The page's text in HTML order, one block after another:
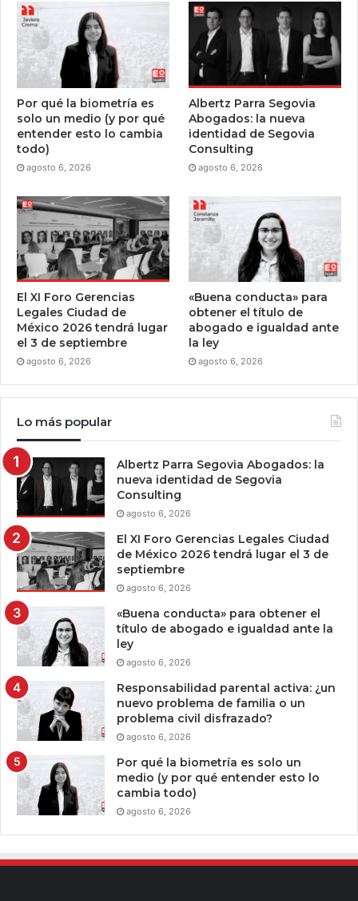
Por qué la biometría es
solo un medio (y por qué
entender esto lo cambia
todo)
agosto 6, 2026
Albertz Parra Segovia
Abogados: la nueva
identidad de Segovia
Consulting
agosto 6, 2026
El XI Foro Gerencias
Legales Ciudad de
México 2026 tendrá lugar
el 3 de septiembre
agosto 6, 2026
«Buena conducta» para
obtener el título de
abogado e igualdad ante
la ley
agosto 6, 2026
Lo más popular
Albertz Parra Segovia Abogados: la
nueva identidad de Segovia
Consulting
agosto 6, 2026
El XI Foro Gerencias Legales Ciudad
de México 2026 tendrá lugar el 3 de
septiembre
agosto 6, 2026
«Buena conducta» para obtener el
título de abogado e igualdad ante la
ley
agosto 6, 2026
Responsabilidad parental activa: ¿un
nuevo problema de familia o un
problema civil disfrazado?
agosto 6, 2026
Por qué la biometría es solo un
medio (y por qué entender esto lo
cambia todo)
agosto 6, 2026